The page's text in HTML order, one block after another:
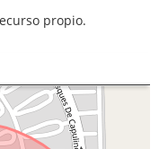
propio.